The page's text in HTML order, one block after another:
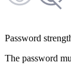
Password
The password